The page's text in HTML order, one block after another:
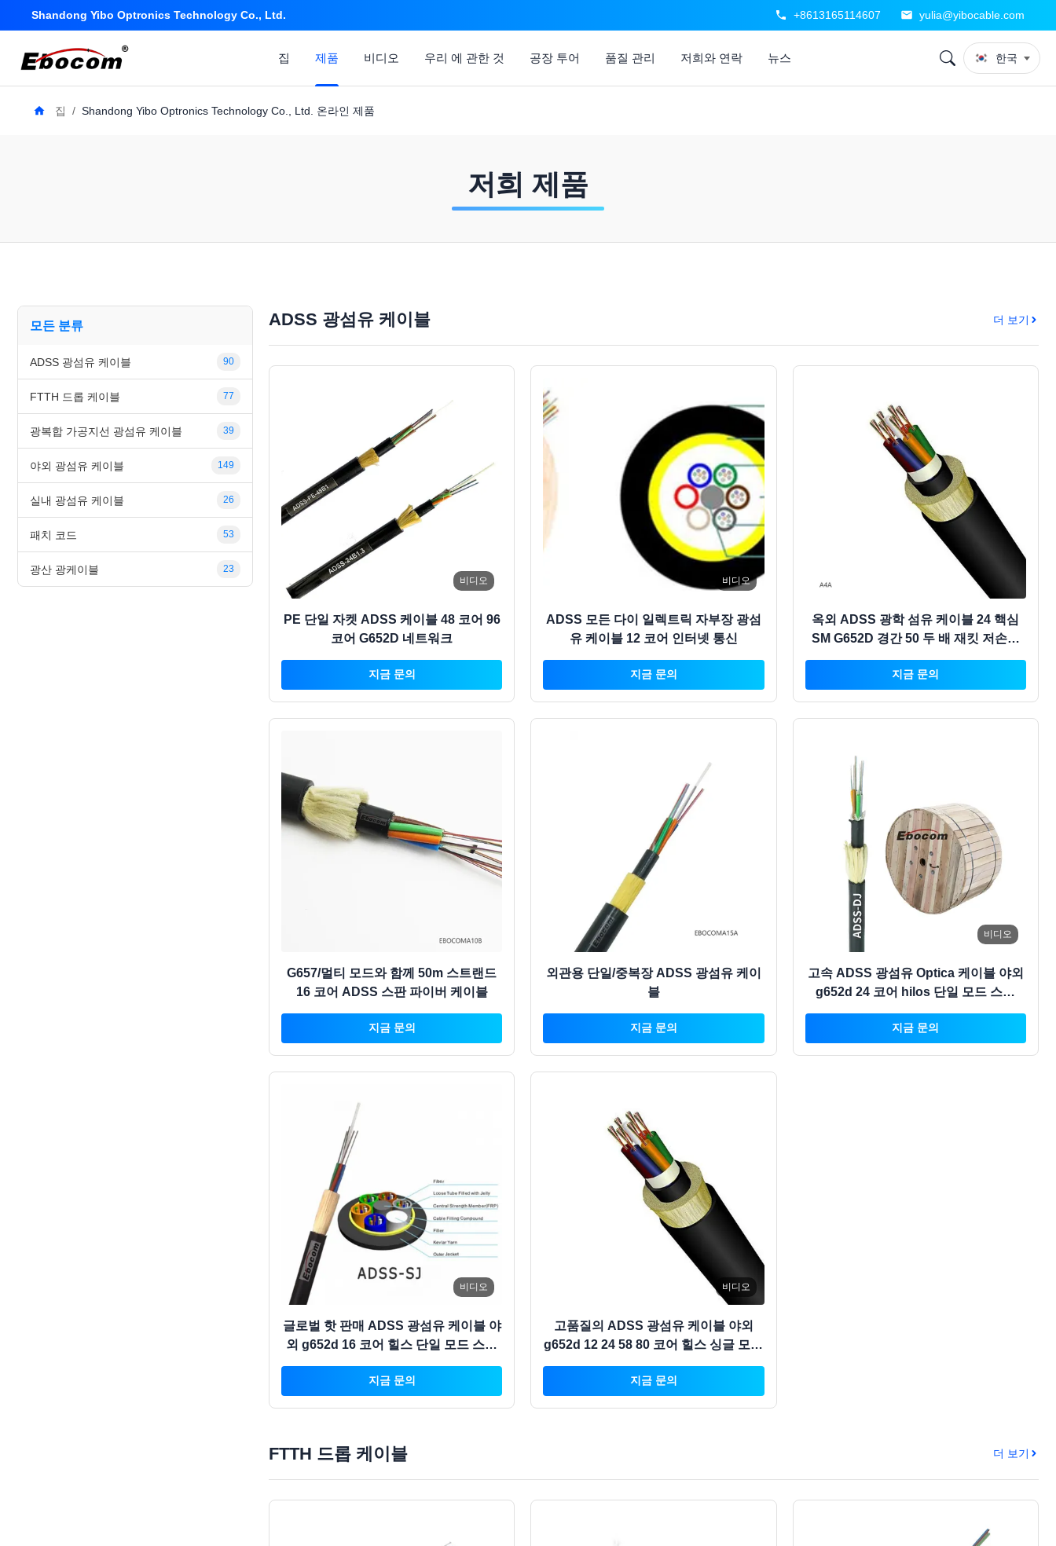
Shandong Yibo Optronics Technology Co., Ltd. +8613165114607 yulia@yibocable.com
집 제품 비디오 우리 에 관한 것 공장 투어 품질 관리 저희와 연락 뉴스 한국
집 / Shandong Yibo Optronics Technology Co., Ltd. 온라인 제품
저희 제품
모든 분류
ADSS 광섬유 케이블 90
FTTH 드롭 케이블 77
광복합 가공지선 광섬유 케이블 39
야외 광섬유 케이블 149
실내 광섬유 케이블 26
패치 코드 53
광산 광케이블 23
ADSS 광섬유 케이블 더 보기
비디오
PE 단일 자켓 ADSS 케이블 48 코어 96
코어 G652D 네트워크
지금 문의
비디오
ADSS 모든 다이 일렉트릭 자부장 광섬
유 케이블 12 코어 인터넷 통신
지금 문의
옥외 ADSS 광학 섬유 케이블 24 핵심
SM G652D 경간 50 두 배 재킷 저손실
고속
지금 문의
G657/멀티 모드와 함께 50m 스트랜드
16 코어 ADSS 스판 파이버 케이블
지금 문의
외관용 단일/중복장 ADSS 광섬유 케이
블
지금 문의
비디오
고속 ADSS 광섬유 Optica 케이블 야외
g652d 24 코어 hilos 단일 모드 스팬
300 아라미드 원사 더블 PE 재킷
지금 문의
비디오
글로벌 핫 판매 ADSS 광섬유 케이블 야
외 g652d 16 코어 힐스 단일 모드 스펜
200 아라미드 가닥 단일 PE 재킷
지금 문의
비디오
고품질의 ADSS 광섬유 케이블 야외
g652d 12 24 58 80 코어 힐스 싱글 모드
스펜 200 싱글 PE 재킷
지금 문의
FTTH 드롭 케이블 더 보기